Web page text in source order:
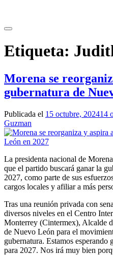
contenido
Etiqueta:
Morena se
gubernatura de
Publicada el 15 octubre, 202414
Guzman
La presidenta nacional de
que el partido buscará ganar la
2027, como parte de sus
cargos locales y afiliar a más
Tras una reunión privada con
diversos niveles en el Centro
Monterrey (Cintermex), Alcalde
de Nuevo León para el
gubernatura. Estamos
para 2027. Nos irá muy bien